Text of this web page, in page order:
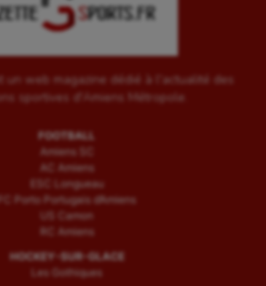
un web magazine dédié à l'actualité des
sportives d'Amiens Métropole.
FOOTBALL
Amiens SC
AC Amiens
ESC Longueau
FC Porto Portugais d’Amiens
US Camon
RC Amiens
HOCKEY-SUR-GLACE
Les Gothiques